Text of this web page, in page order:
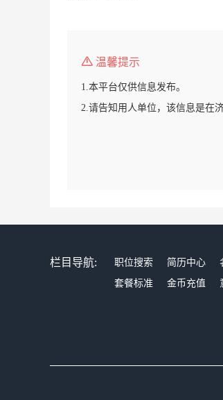
温馨提示
1.本平台仅供信息发布。
2.请告知用人单位，该信息是在
栏目导航: 职位搜索 简历中心
套餐标准
金币充值